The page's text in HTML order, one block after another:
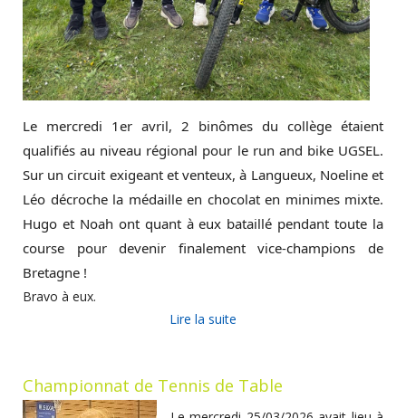
Le mercredi 1er avril, 2 binômes du collège étaient
qualifiés au niveau régional pour le run and bike UGSEL.
Sur un circuit exigeant et venteux, à Langueux, Noeline et
Léo décroche la médaille en chocolat en minimes mixte.
Hugo et Noah ont quant à eux bataillé pendant toute la
course pour devenir finalement vice-champions de
Bretagne !
Bravo à eux.
Lire la suite
Championnat de Tennis de Table